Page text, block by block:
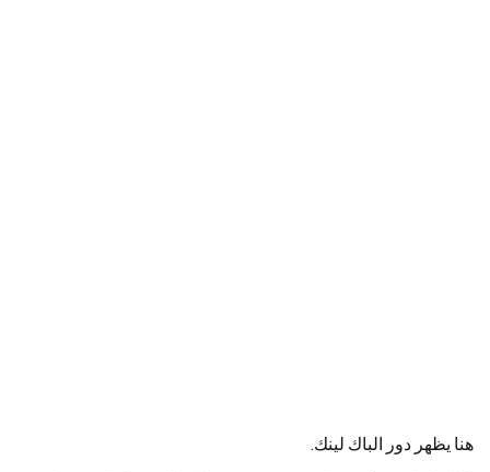
هنا يظهر دور الباك لينك.